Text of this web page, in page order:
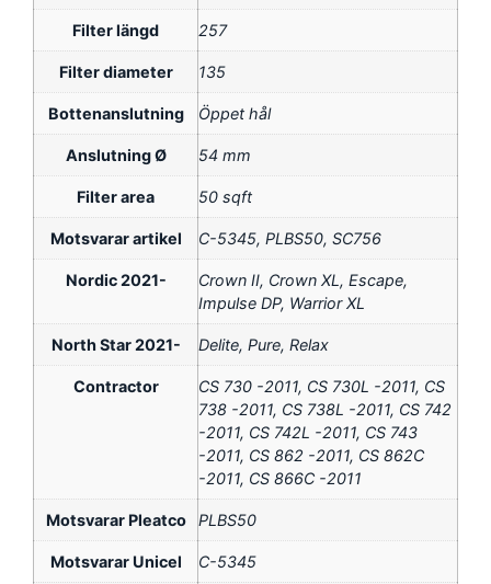
Filter längd 257
Filter diameter 135
Bottenanslutning Öppet hål
Anslutning Ø 54 mm
Filter area 50 sqft
Motsvarar artikel C-5345, PLBS50, SC756
Nordic 2021-
Crown II, Crown XL, Escape,
Impulse DP, Warrior XL
North Star 2021- Delite, Pure, Relax
Contractor
CS 730 -2011, CS 730L -2011, CS
738 -2011, CS 738L -2011, CS 742
-2011, CS 742L -2011, CS 743
-2011, CS 862 -2011, CS 862C
-2011, CS 866C -2011
Motsvarar Pleatco PLBS50
Motsvarar Unicel C-5345